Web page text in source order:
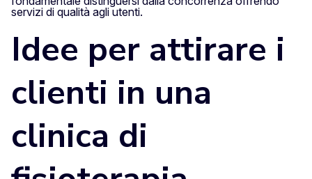
servizi di qualità agli utenti.
Idee per attirare i
clienti in una
clinica di